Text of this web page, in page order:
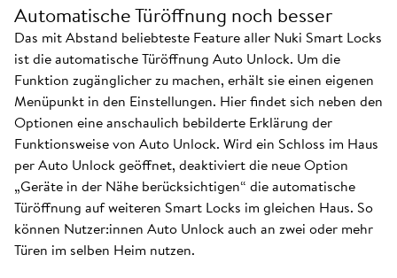
Automatische Türöffnung noch besser
Das mit Abstand beliebteste Feature aller Nuki Smart Locks
ist die automatische Türöffnung Auto Unlock. Um die
Funktion zugänglicher zu machen, erhält sie einen eigenen
Menüpunkt in den Einstellungen. Hier findet sich neben den
Optionen eine anschaulich bebilderte Erklärung der
Funktionsweise von Auto Unlock. Wird ein Schloss im Haus
per Auto Unlock geöffnet, deaktiviert die neue Option
„Geräte in der Nähe berücksichtigen“ die automatische
Türöffnung auf weiteren Smart Locks im gleichen Haus. So
können Nutzer:innen Auto Unlock auch an zwei oder mehr
Türen im selben Heim nutzen.